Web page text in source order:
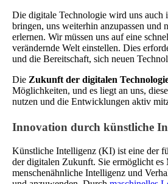
Die digitale Technologie wird uns auch
bringen, uns weiterhin anzupassen und
erlernen. Wir müssen uns auf eine
verändernde Welt einstellen. Dies
und die Bereitschaft, sich neuen
Die Zukunft der digitalen
Möglichkeiten, und es liegt an uns,
nutzen und die Entwicklungen aktiv
Innovation durch künstliche
Künstliche Intelligenz (KI) ist eine der
der digitalen Zukunft. Sie ermöglicht es
menschenähnliche Intelligenz und